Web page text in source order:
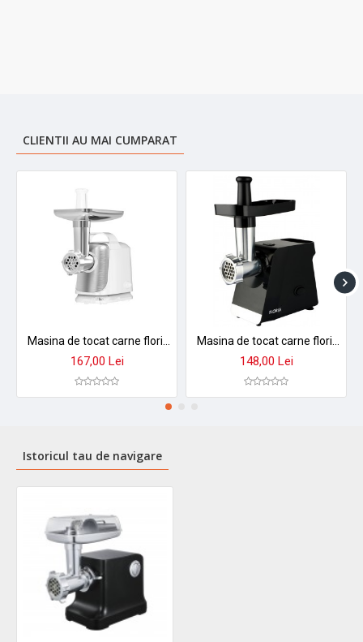
CLIENTII AU MAI CUMPARAT
167,00 Lei 148,00 Lei
Istoricul tau de navigare